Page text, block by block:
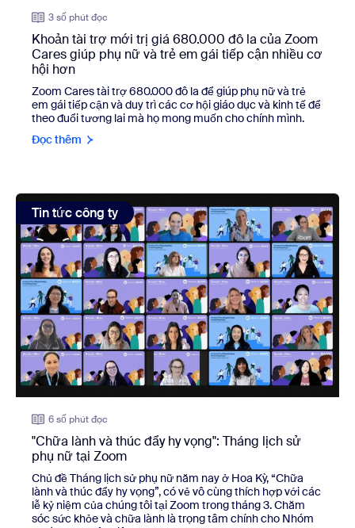
3 số phút đọc
Khoản tài trợ mới trị giá 680.000 đô la của Zoom
Cares giúp phụ nữ và trẻ em gái tiếp cận nhiều cơ
hội hơn
Zoom Cares tài trợ 680.000 đô la đểgiúp phụ nữ và trẻ
em gái tiếp cận và duy trì các cơ hội giáo dục và kinh tế để
theo đuổi tương lai mà họ mong muốn cho chính mình.
Đọc thêm
view: "Chữa lành và thúc đẩy hy vọng": Tháng lịch sử phụ
Tin tức công ty
6 số phút đọc
"Chữa lành và thúc đẩy hy vọng": Tháng lịch sử
phụ nữ tại Zoom
Chủ đề Tháng lịch sử phụ nữ năm nay ở Hoa Kỳ, “Chữa
lành và thúc đẩy hy vọng”, có vẻ vô cùng thích hợp với các
lễ kỷ niệm của chúng tôi tại Zoom trong tháng 3. Chăm
sóc sức khỏe và chữa lành là trọng tâm chính cho Nhóm